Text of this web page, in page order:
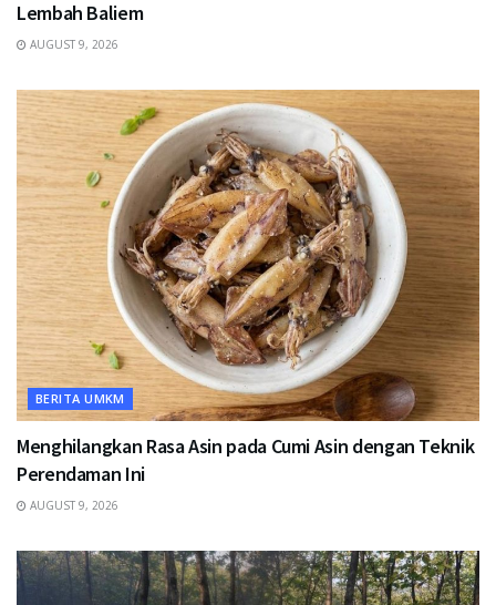
Lembah Baliem
AUGUST 9, 2026
BERITA UMKM
Menghilangkan Rasa Asin pada Cumi Asin dengan Teknik
Perendaman Ini
AUGUST 9, 2026